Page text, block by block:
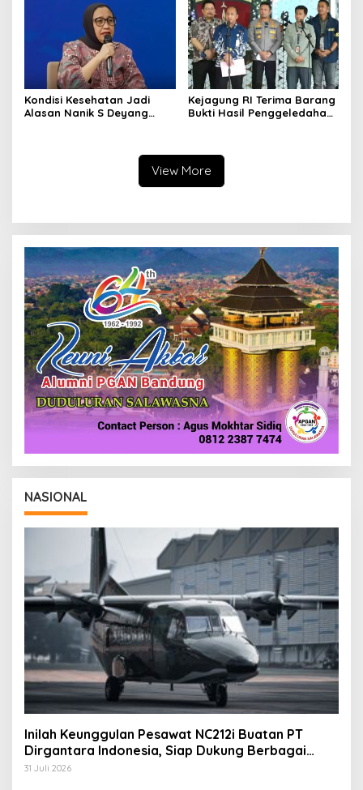
Kondisi Kesehatan Jadi
Alasan Nanik S Deyang
Kejagung RI Terima Barang
Bukti Hasil Penggeledahan
View More
NASIONAL
Inilah Keunggulan Pesawat NC212i Buatan PT
Dirgantara Indonesia, Siap Dukung Berbagai
Operasi TNI
31 Juli 2026